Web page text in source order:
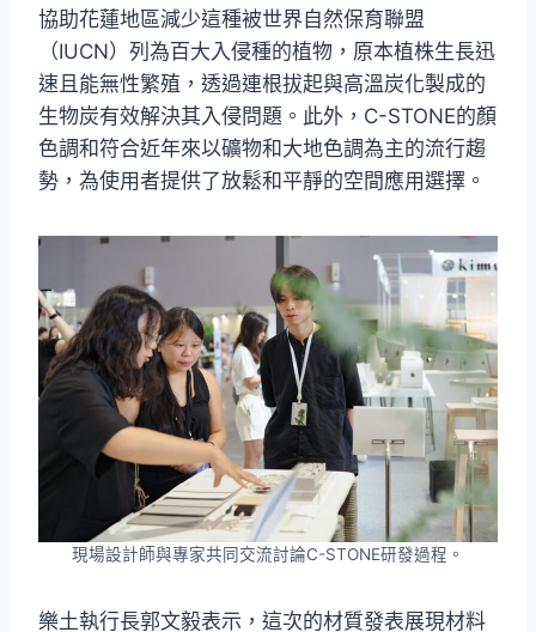
協助花蓮地區減少這種被世界自然保育聯盟
（IUCN）列為百大入侵種的植物，原本植株生長迅
速且能無性繁殖，透過連根拔起與高溫炭化製成的
生物炭有效解決其入侵問題。此外，C-STONE的顏
色調和符合近年來以礦物和大地色調為主的流行趨
勢，為使用者提供了放鬆和平靜的空間應用選擇。
現場設計師與專家共同交流討論C-STONE研發過程。
樂土執行長郭文毅表示，這次的材質發表展現材料